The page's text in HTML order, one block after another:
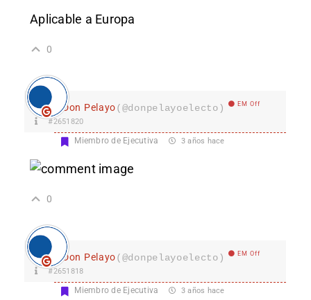
Aplicable a Europa
0
Don Pelayo(@donpelayoelecto) EM Off
#2651820
Miembro de Ejecutiva 3 años hace
0
Don Pelayo(@donpelayoelecto) EM Off
#2651818
Miembro de Ejecutiva 3 años hace